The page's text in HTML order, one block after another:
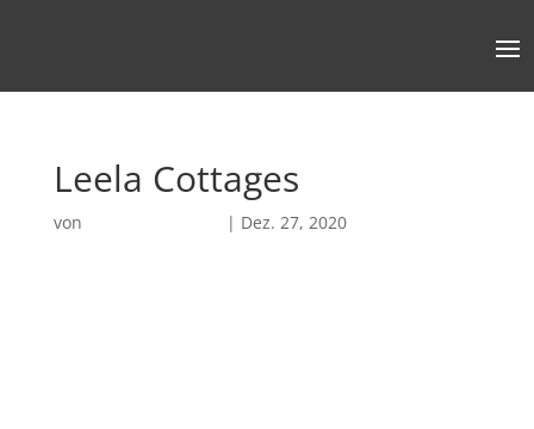
Leela Cottages
von | Dez. 27, 2020